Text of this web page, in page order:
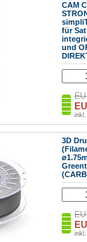
CAM
für
und
> Mehr
3D